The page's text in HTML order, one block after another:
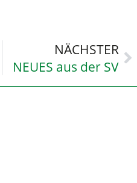
NÄCHSTER
NEUES aus der SV